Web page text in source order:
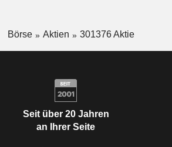
Börse Aktien 301376 Aktie
Seit über 20 Jahren
an Ihrer Seite